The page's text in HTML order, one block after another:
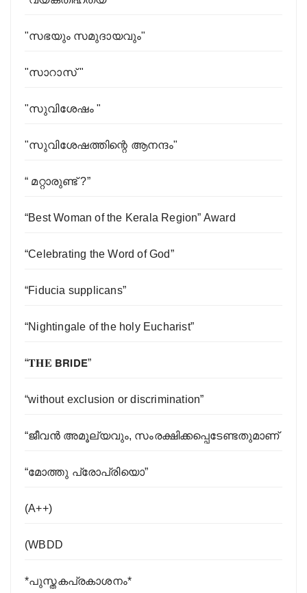
"സഭയും സമുദായവും"
"സാറാസ് "
"സുവിശേഷം "
"സുവിശേഷത്തിന്റെ ആനന്ദം"
“ മറ്റാരുണ്ട് ?”
“Best Woman of the Kerala Region” Award
“Celebrating the Word of God”
“Fiducia supplicans”
“Nightingale of the holy Eucharist”
“𝐓𝐇𝐄 𝗕𝗥𝗜𝗗𝗘”
“without exclusion or discrimination”
“ജീവന്‍ അമൂല്യവും, സംരക്ഷിക്കപ്പെടേണ്ടതുമാണ്
“മോത്തു പ്രോപ്രിയൊ”
(A++)
(WBDD
*പുസ്തകപ്രകാശനം*